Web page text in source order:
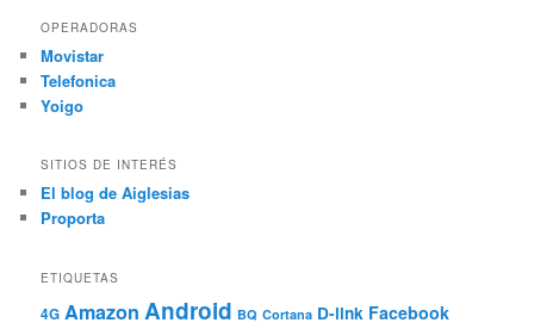
OPERADORAS
Movistar
Telefonica
Yoigo
SITIOS DE INTERÉS
El blog de Aiglesias
Proporta
ETIQUETAS
4G Amazon Android BQ Cortana D-link Facebook